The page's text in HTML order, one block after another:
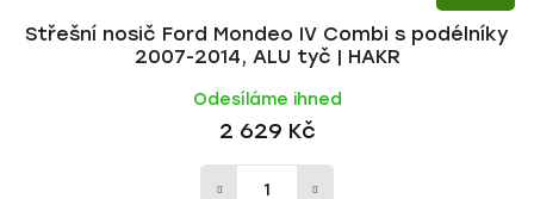
Střešní nosič Ford Mondeo IV Combi s podélníky
2007-2014, ALU tyč | HAKR
Odesíláme ihned
2 629 Kč